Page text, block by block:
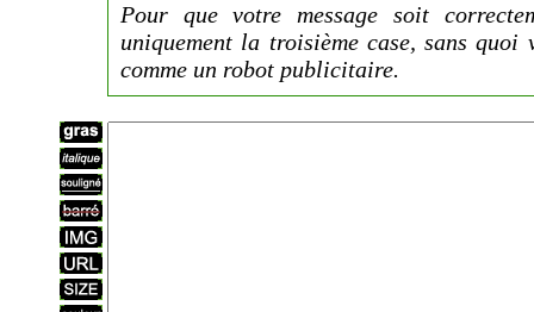
Pour que votre message soit
uniquement la troisième case, sans quoi
comme un robot publicitaire.